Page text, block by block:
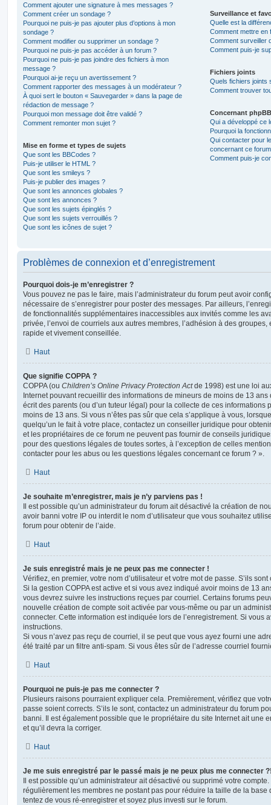
Comment ajouter une signature à mes messages ?
Comment créer un sondage ?
Pourquoi ne puis-je pas ajouter plus d’options à mon
sondage ?
Comment modifier ou supprimer un sondage ?
Pourquoi ne puis-je pas accéder à un forum ?
Pourquoi ne puis-je pas joindre des fichiers à mon
message ?
Pourquoi ai-je reçu un avertissement ?
Comment rapporter des messages à un modérateur ?
À quoi sert le bouton « Sauvegarder » dans la page de
rédaction de message ?
Pourquoi mon message doit être validé ?
Comment remonter mon sujet ?
Mise en forme et types de sujets
Que sont les BBCodes ?
Puis-je utiliser le HTML ?
Que sont les smileys ?
Puis-je publier des images ?
Que sont les annonces globales ?
Que sont les annonces ?
Que sont les sujets épinglés ?
Que sont les sujets verrouillés ?
Que sont les icônes de sujet ?
Surveillance et
Quelle est la
Comment mettre en
Comment surveiller
Comment puis-je
Fichiers joints
Quels fichiers joints
Comment trouver
Concernant phpBB
Qui a développé ce
Pourquoi la
Qui contacter pour
concernant ce
Comment puis-je
Problèmes de connexion et d’enregistrement
Pourquoi dois-je m’enregistrer ?
Vous pouvez ne pas le faire, mais l’administrateur du forum peut avoir
nécessaire de s’enregistrer pour poster des messages. Par ailleurs,
de fonctionnalités supplémentaires inaccessibles aux invités comme les
privée, l’envoi de courriels aux autres membres, l’adhésion à des groupes,
rapide et vivement conseillée.
Haut
Que signifie COPPA ?
COPPA (ou Children’s Online Privacy Protection Actde 1998) est une loi
Internet pouvant recueillir des informations de mineurs de moins de 13
écrit des parents (ou d’un tuteur légal) pour la collecte de ces informations
moins de 13 ans. Si vous n’êtes pas sûr que cela s’applique à vous,
quelqu’un le fait à votre place, contactez un conseiller juridique pour
et les propriétaires de ce forum ne peuvent pas fournir de conseils
pour des questions légales de toutes sortes, à l’exception de celles
contacter pour les abus ou les questions légales concernant ce forum ? ».
Haut
Je souhaite m’enregistrer, mais je n’y parviens pas !
Il est possible qu’un administrateur du forum ait désactivé la création de
avoir banni votre IP ou interdit le nom d’utilisateur que vous souhaitez
forum pour obtenir de l’aide.
Haut
Je suis enregistré mais je ne peux pas me connecter !
Vérifiez, en premier, votre nom d’utilisateur et votre mot de passe. S’ils
Si la gestion COPPA est active et si vous avez indiqué avoir moins de 13
vous devrez suivre les instructions reçues par courriel. Certains forums
nouvelle création de compte soit activée par vous-même ou par un
connecter. Cette information est indiquée lors de l’enregistrement. Si vous
instructions.
Si vous n’avez pas reçu de courriel, il se peut que vous ayez fourni une
été traité par un filtre anti-spam. Si vous êtes sûr de l’adresse courriel
Haut
Pourquoi ne puis-je pas me connecter ?
Plusieurs raisons pourraient expliquer cela. Premièrement, vérifiez que
passe soient corrects. S’ils le sont, contactez un administrateur du forum
banni. Il est également possible que le propriétaire du site Internet ait une
et qu’il devra la corriger.
Haut
Je me suis enregistré par le passé mais je ne peux plus me connecter
Il est possible qu’un administrateur ait désactivé ou supprimé votre
régulièrement les membres ne postant pas pour réduire la taille de la base
tentez de vous ré-enregistrer et soyez plus investi sur le forum.